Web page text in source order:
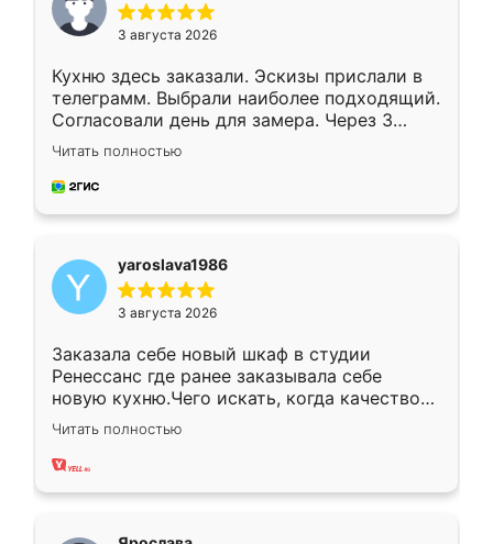
3 августа 2026
Кухню здесь заказали. Эскизы прислали в
телеграмм. Выбрали наиболее подходящий.
Согласовали день для замера. Через 3
недели кухня была уже готова. Остались
довольны работой. Спасибо Ренессанс
мебель за качественную работу!
Читать полностью
yaroslava1986
3 августа 2026
Заказала себе новый шкаф в студии
Ренессанс где ранее заказывала себе
новую кухню.Чего искать, когда качеством
вполне довольна. Служит кухня уже почти
два года, нареканий нет.
Читать полностью